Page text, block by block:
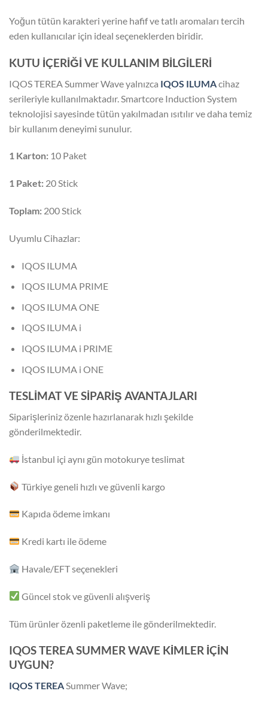
Yoğun tütün karakteri yerine hafif ve tatlı aromaları tercih
eden kullanıcılar için ideal seçeneklerden biridir.
KUTU İÇERİĞİ VE KULLANIM BİLGİLERİ
IQOS TEREA Summer Wave yalnızca IQOS ILUMAcihaz
serileriyle kullanılmaktadır. Smartcore Induction System
teknolojisi sayesinde tütün yakılmadan ısıtılır ve daha temiz
bir kullanım deneyimi sunulur.
1 Karton: 10 Paket
1 Paket: 20 Stick
Toplam: 200 Stick
Uyumlu Cihazlar:
IQOS ILUMA
IQOS ILUMA PRIME
IQOS ILUMA ONE
IQOS ILUMA i
IQOS ILUMA i PRIME
IQOS ILUMA i ONE
TESLİMAT VE SİPARİŞ AVANTAJLARI
Siparişleriniz özenle hazırlanarak hızlı şekilde
gönderilmektedir.
İstanbul içi aynı gün motokurye teslimat
Türkiye geneli hızlı ve güvenli kargo
Kapıda ödeme imkanı
Kredi kartı ile ödeme
Havale/EFT seçenekleri
Güncel stok ve güvenli alışveriş
Tüm ürünler özenli paketleme ile gönderilmektedir.
IQOS TEREA SUMMER WAVE KİMLER İÇİN
UYGUN?
IQOS TEREASummer Wave;